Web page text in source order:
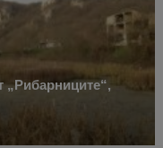
„Рибарниците“,